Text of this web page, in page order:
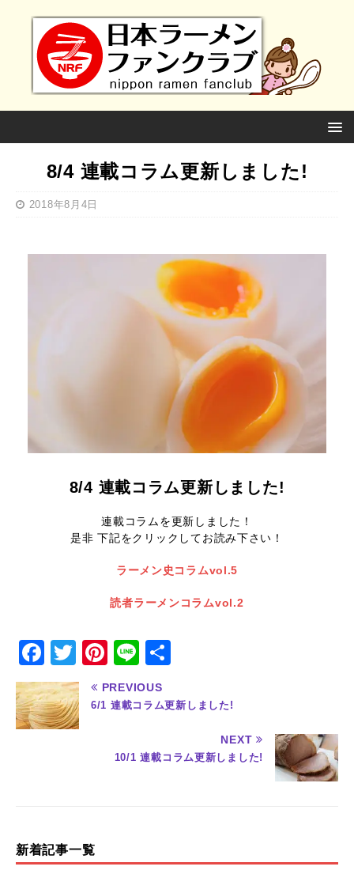
8/4 連載コラム更新しました!
2018年8月4日
8/4 連載コラム更新しました!
連載コラムを更新しました！
是非 下記をクリックしてお読み下さい！
ラーメン史コラムvol.5
読者ラーメンコラムvol.2
F
a
c
e
T
w
it
te
Pi
n
te
st
Li
n
e
PREVIOUS
6/1 連載コラム更新しました!
NEXT
10/1 連載コラム更新しました!
新着記事一覧